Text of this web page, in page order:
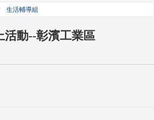
生活輔導組
活動--彰濱工業區